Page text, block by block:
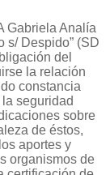
Gabriela Analía
s/ Despido” (SD
del
la relación
constancia
seguridad
sobre
de éstos,
aportes y
organismos de